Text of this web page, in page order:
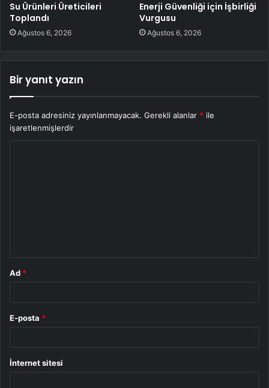
Su Ürünleri Üreticileri
Toplandı
Ağustos 6, 2026
Enerji Güvenliği için İşbirliği
Vurgusu
Ağustos 6, 2026
Bir yanıt yazın
E-posta adresiniz yayınlanmayacak. Gerekli alanlar * ile
işaretlenmişlerdir
Ad *
E-posta *
İnternet sitesi